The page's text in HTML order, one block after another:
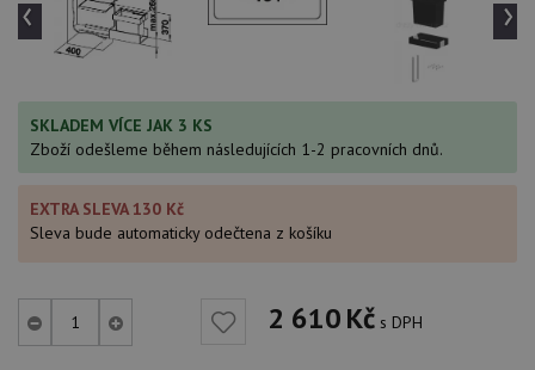
‹ ›
SKLADEM VÍCE JAK 3 KS
Zboží odešleme během následujících 1-2 pracovních dnů.
EXTRA SLEVA 130 Kč
Sleva bude automaticky odečtena z košíku
2 610Kč s DPH